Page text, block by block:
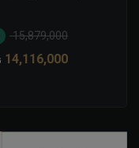
15,879,000
14,116,000